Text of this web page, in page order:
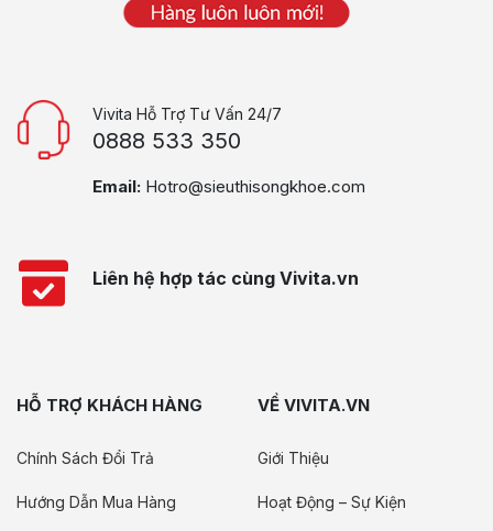
Vivita Hỗ Trợ Tư Vấn 24/7
0888 533 350
Email: Hotro@sieuthisongkhoe.com
Liên hệ hợp tác cùng Vivita.vn
HỖ TRỢ KHÁCH HÀNG
Chính Sách Đổi Trả
Hướng Dẫn Mua Hàng
VỀ VIVITA.VN
Giới Thiệu
Hoạt Động – Sự Kiện